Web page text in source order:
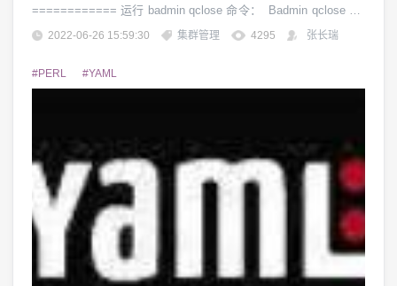
============ 运行 badmin qclose 命令： Badmin qclose nor
mal Queue 《normal 》 is closed...
2022-06-26 15:59:30 集群管理 4295 张长瑞
#PERL #YAML